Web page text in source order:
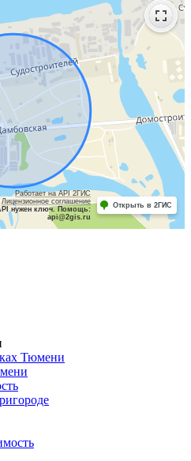
Работает на API 2ГИС
Лицензионное соглашение
нужен ключ. Помощь:
api@2gis.ru
Открыть в 2ГИС
Тюмени